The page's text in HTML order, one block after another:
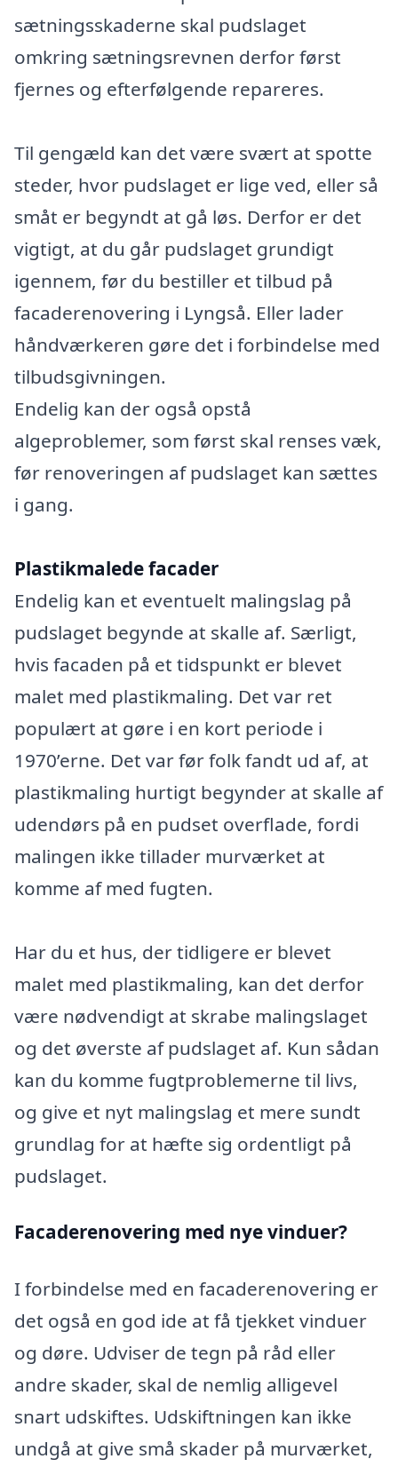
sætningsskaderne skal pudslaget
omkring sætningsrevnen derfor først
fjernes og efterfølgende repareres.
Til gengæld kan det være svært at spotte
steder, hvor pudslaget er lige ved, eller så
småt er begyndt at gå løs. Derfor er det
vigtigt, at du går pudslaget grundigt
igennem, før du bestiller et tilbud på
facaderenovering i Lyngså. Eller lader
håndværkeren gøre det i forbindelse med
tilbudsgivningen.
Endelig kan der også opstå
algeproblemer, som først skal renses væk,
før renoveringen af pudslaget kan sættes
i gang.
Plastikmalede facader
Endelig kan et eventuelt malingslag på
pudslaget begynde at skalle af. Særligt,
hvis facaden på et tidspunkt er blevet
malet med plastikmaling. Det var ret
populært at gøre i en kort periode i
1970’erne. Det var før folk fandt ud af, at
plastikmaling hurtigt begynder at skalle af
udendørs på en pudset overflade, fordi
malingen ikke tillader murværket at
komme af med fugten.
Har du et hus, der tidligere er blevet
malet med plastikmaling, kan det derfor
være nødvendigt at skrabe malingslaget
og det øverste af pudslaget af. Kun sådan
kan du komme fugtproblemerne til livs,
og give et nyt malingslag et mere sundt
grundlag for at hæfte sig ordentligt på
pudslaget.
Facaderenovering med nye vinduer?
I forbindelse med en facaderenovering er
det også en god ide at få tjekket vinduer
og døre. Udviser de tegn på råd eller
andre skader, skal de nemlig alligevel
snart udskiftes. Udskiftningen kan ikke
undgå at give små skader på murværket,